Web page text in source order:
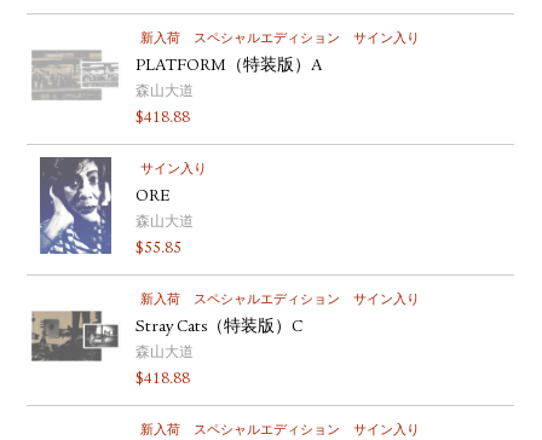
新入荷 スペシャルエディション サイン入り
PLATFORM（特装版）A
森山大道
$418.88
サイン入り
ORE
森山大道
$55.85
新入荷 スペシャルエディション サイン入り
Stray Cats（特装版）C
森山大道
$418.88
新入荷 スペシャルエディション サイン入り